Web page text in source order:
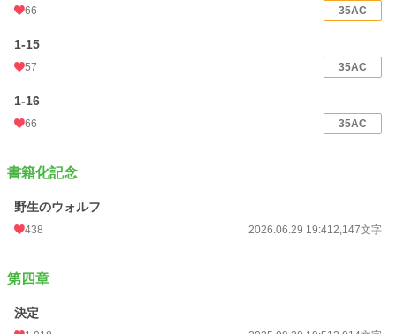
66 35AC
1-15
57 35AC
1-16
66 35AC
書籍化記念
野生のウォルフ
438 2026.06.29 19:412,147文字
第四章
決定